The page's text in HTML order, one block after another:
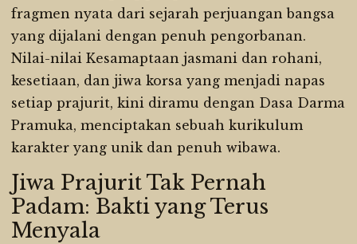
fragmen nyata dari sejarah perjuangan bangsa
yang dijalani dengan penuh pengorbanan.
Nilai-nilai Kesamaptaan jasmani dan rohani,
kesetiaan, dan jiwa korsa yang menjadi napas
setiap prajurit, kini diramu dengan Dasa Darma
Pramuka, menciptakan sebuah kurikulum
karakter yang unik dan penuh wibawa.
Jiwa Prajurit Tak Pernah
Padam: Bakti yang Terus
Menyala